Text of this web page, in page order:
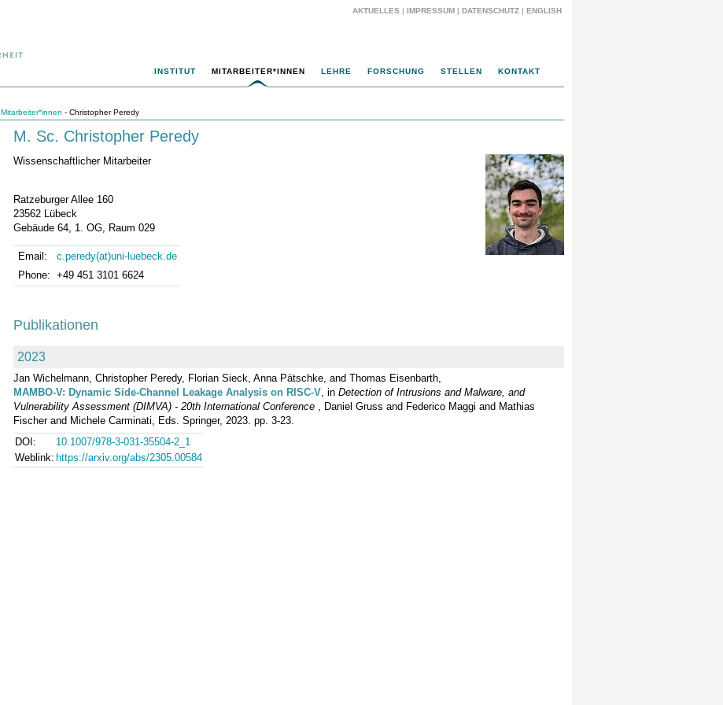
AKTUELLES | IMPRESSUM | DATENSCHUTZ | ENGLISH
INSTITUT MITARBEITER*INNEN LEHRE FORSCHUNG STELLEN KONTAKT
Mitarbeiter*innen - Christopher Peredy
M. Sc. Christopher Peredy
Wissenschaftlicher Mitarbeiter
Ratzeburger Allee 160
23562 Lübeck
Gebäude 64, 1. OG, Raum 029
Email:
c.peredy(at)uni-luebeck.de
Phone: +49 451 3101 6624
Publikationen
2023
Jan Wichelmann, Christopher Peredy, Florian Sieck, Anna Pätschke, and Thomas Eisenbarth,
MAMBO-V: Dynamic Side-Channel Leakage Analysis on RISC-V, in Detection of Intrusions and Malware, and
Vulnerability Assessment (DIMVA) - 20th International Conference , Daniel Gruss and Federico Maggi and Mathias
Fischer and Michele Carminati, Eds. Springer, 2023. pp. 3-23.
DOI:
10.1007/978-3-031-35504-2_1
Weblink: https://arxiv.org/abs/2305.00584